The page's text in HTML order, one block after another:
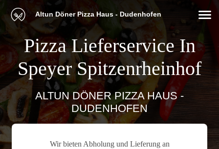
Altun Döner Pizza Haus - Dudenhofen
Pizza Lieferservice In
Speyer Spitzenrheinhof
ALTUN DÖNER PIZZA HAUS -
DUDENHOFEN
Wir bieten Abholung und Lieferung an